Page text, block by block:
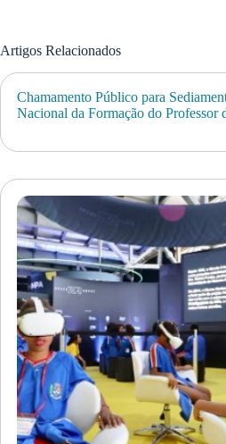
Artigos Relacionados
Chamamento Público para
Nacional da Formação do Professor